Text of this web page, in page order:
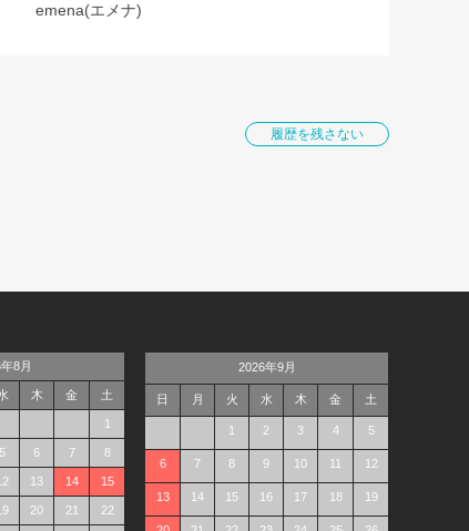
emena(エメナ)
履歴を残さない
8月
木 金 土
1
5 6 7 8
13 14 15
20 21 22
2026年9月
日 月 火 水 木 金 土
1 2 3 4 5
6 7 8 9 10 11 12
13 14 15 16 17 18 19